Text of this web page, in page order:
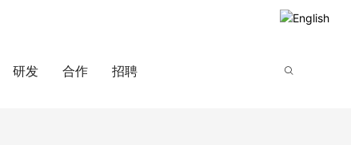
研发 合作 招聘